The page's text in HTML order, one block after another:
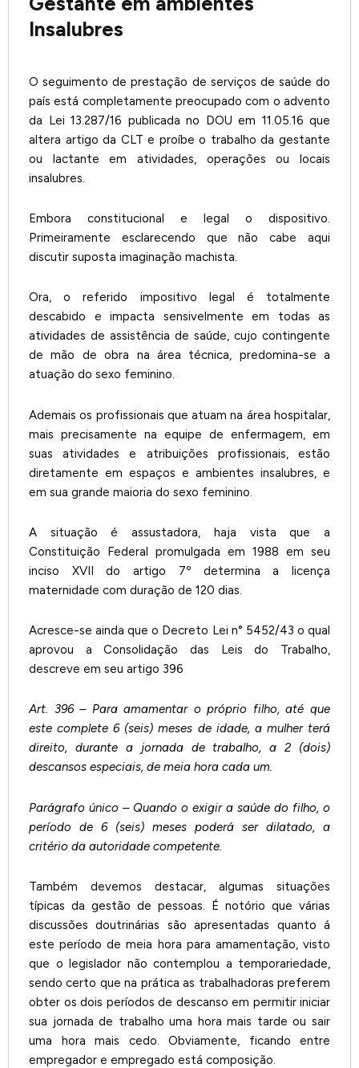
Insalubres
O seguimento de prestação de serviços de saúde do
país está completamente preocupado com o advento
da Lei 13.287/16 publicada no DOU em 11.05.16 que
altera artigo da CLT e proíbe o trabalho da gestante
ou lactante em atividades, operações ou locais
insalubres.
Embora constitucional e legal o dispositivo.
Primeiramente esclarecendo que não cabe aqui
discutir suposta imaginação machista.
Ora, o referido impositivo legal é totalmente
descabido e impacta sensivelmente em todas as
atividades de assistência de saúde, cujo contingente
de mão de obra na área técnica, predomina-se a
atuação do sexo feminino.
Ademais os profissionais que atuam na área hospitalar,
mais precisamente na equipe de enfermagem, em
suas atividades e atribuições profissionais, estão
diretamente em espaços e ambientes insalubres, e
em sua grande maioria do sexo feminino.
A situação é assustadora, haja vista que a
Constituição Federal promulgada em 1988 em seu
inciso XVII do artigo 7º determina a licença
maternidade com duração de 120 dias.
Acresce-se ainda que o Decreto Lei n° 5452/43 o qual
aprovou a Consolidação das Leis do Trabalho,
descreve em seu artigo 396
Art. 396 – Para amamentar o próprio filho, até que
este complete 6 (seis) meses de idade, a mulher terá
direito, durante a jornada de trabalho, a 2 (dois)
descansos especiais, de meia hora cada um.
Parágrafo único – Quando o exigir a saúde do filho, o
período de 6 (seis) meses poderá ser dilatado, a
critério da autoridade competente.
Também devemos destacar, algumas situações
típicas da gestão de pessoas. É notório que várias
discussões doutrinárias são apresentadas quanto á
este período de meia hora para amamentação, visto
que o legislador não contemplou a temporariedade,
sendo certo que na prática as trabalhadoras preferem
obter os dois períodos de descanso em permitir iniciar
sua jornada de trabalho uma hora mais tarde ou sair
uma hora mais cedo. Obviamente, ficando entre
empregador e empregado está composição.